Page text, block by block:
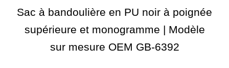
Sac à bandoulière en PU noir à poignée
supérieure et monogramme | Modèle
sur mesure OEM GB-6392